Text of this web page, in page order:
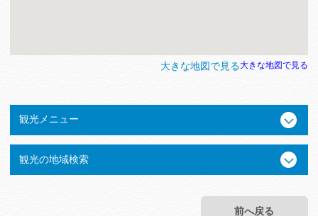
大きな地図で見る
大きな地図で見る
観光メニュー
観光の地域検索
前へ戻る